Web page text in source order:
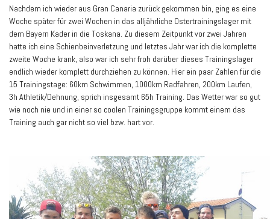
Nachdem ich wieder aus Gran Canaria zurück gekommen bin, ging es eine
Woche später für zwei Wochen in das alljährliche Ostertrainingslager mit
dem Bayern Kader in die Toskana. Zu diesem Zeitpunkt vor zwei Jahren
hatte ich eine Schienbeinverletzung und letztes Jahr war ich die komplette
zweite Woche krank, also war ich sehr froh darüber dieses Trainingslager
endlich wieder komplett durchziehen zu können. Hier ein paar Zahlen für die
15 Trainingstage: 60km Schwimmen, 1000km Radfahren, 200km Laufen,
3h Athletik/Dehnung, sprich insgesamt 65h Training. Das Wetter war so gut
wie noch nie und in einer so coolen Trainingsgruppe kommt einem das
Training auch gar nicht so viel bzw. hart vor.